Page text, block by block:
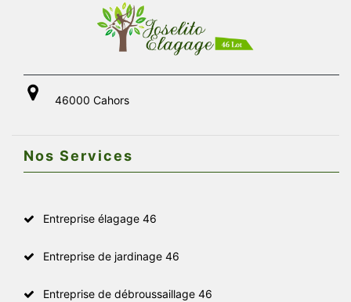
46000 Cahors
Nos Services
Entreprise élagage 46
Entreprise de jardinage 46
Entreprise de débroussaillage 46